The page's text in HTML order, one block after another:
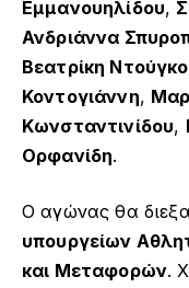
Εμμανουηλίδου,
Ανδριάννα
Βεατρίκη
Κοντογιάννη,
Κωνσταντινίδου,
Ορφανίδη.
Ο αγώνας θα
υπουργείων
και Μεταφορών.